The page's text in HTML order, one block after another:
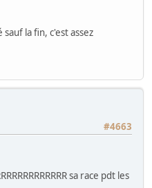
la fin, c'est assez
#4663
sa race pdt les